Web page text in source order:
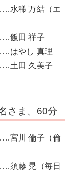
稀 万結（エ
田 祥子
やし 真理
田 久美子
さま、60分
倫子（倫
晃（毎日